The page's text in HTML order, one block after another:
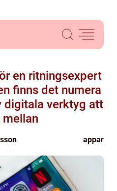
en ritningsexpert
finns det numera
digitala verktyg att
mellan
appar